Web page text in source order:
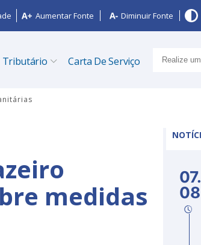
Aumentar Fonte Diminuir Fonte
Tributário Carta De Serviço
medidas
07.
08